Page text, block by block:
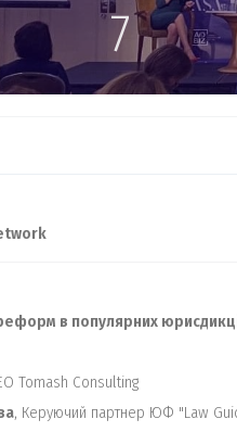
7
в популярних
Tomash Consulting
, Керуючий партнер ЮФ "Law